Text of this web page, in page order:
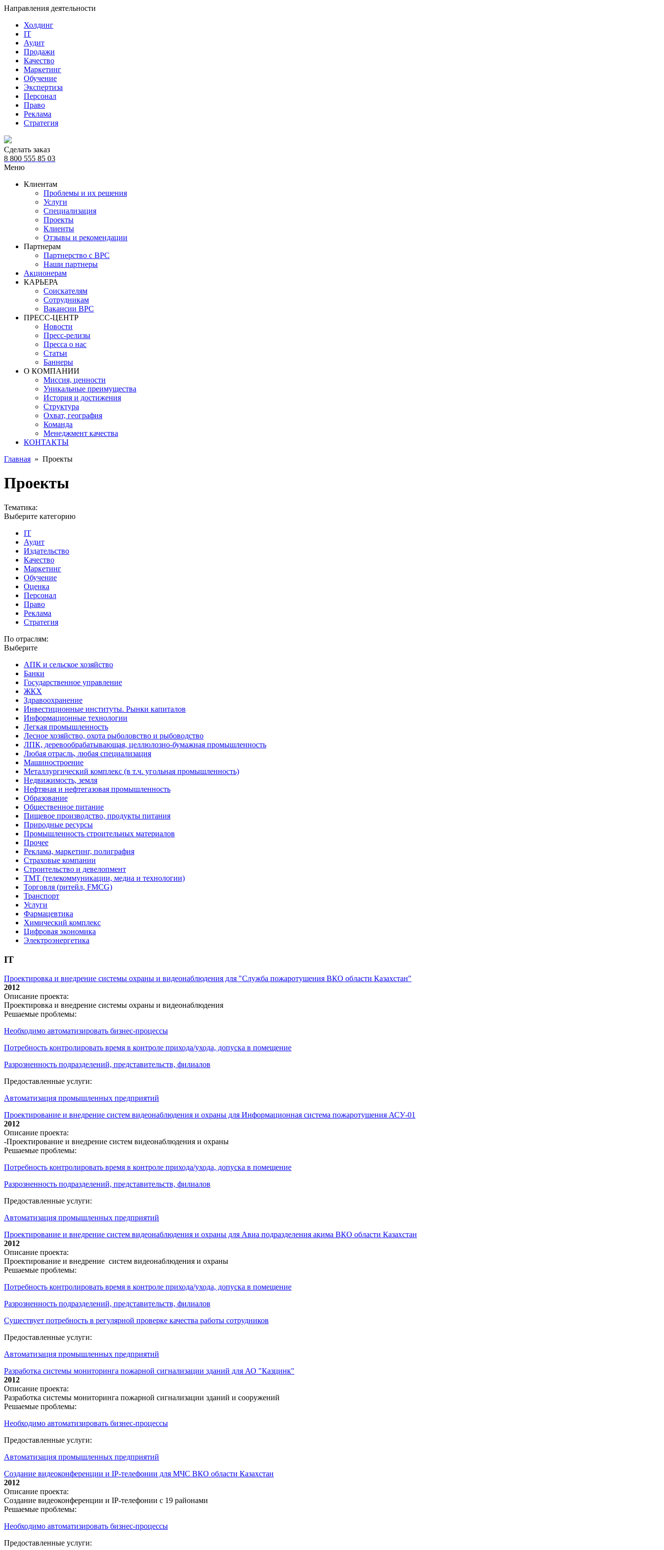
Направления деятельности
Холдинг
IT
Аудит
Продажи
Качество
Маркетинг
Обучение
Экспертиза
Персонал
Право
Реклама
Стратегия
Сделать заказ
8 800 555 85 03
Меню
Клиентам
Проблемы и их решения
Услуги
Специализация
Проекты
Клиенты
Отзывы и рекомендации
Партнерам
Партнерство с BPC
Наши партнеры
Акционерам
КАРЬЕРА
Соискателям
Сотрудникам
Вакансии BPC
ПРЕСС-ЦЕНТР
Новости
Пресс-релизы
Пресса о нас
Статьи
Баннеры
О КОМПАНИИ
Миссия, ценности
Уникальные преимущества
История и достижения
Структура
Охват, география
Команда
Менеджмент качества
КОНТАКТЫ
Главная » Проекты
Проекты
Тематика:
Выберите категорию
IT
Аудит
Издательство
Качество
Маркетинг
Обучение
Оценка
Персонал
Право
Реклама
Стратегия
По отраслям:
Выберите
АПК и сельское хозяйство
Банки
Государственное управление
ЖКХ
Здравоохранение
Инвестиционные институты. Рынки капиталов
Информационные технологии
Легкая промышленность
Лесное хозяйство, охота рыболовство и рыбоводство
ЛПК, деревообрабатывающая, целлюлозно-бумажная промышленность
Любая отрасль, любая специализация
Машиностроение
Металлургический комплекс (в т.ч. угольная промышленность)
Недвижимость, земля
Нефтяная и нефтегазовая промышленность
Образование
Общественное питание
Пищевое производство, продукты питания
Природные ресурсы
Промышленность строительных материалов
Прочее
Реклама, маркетинг, полиграфия
Страховые компании
Строительство и девелопмент
ТМТ (телекоммуникации, медиа и технологии)
Торговля (ритейл, FMCG)
Транспорт
Услуги
Фармацевтика
Химический комплекс
Цифровая экономика
Электроэнергетика
IT
Проектировка и внедрение системы охраны и видеонаблюдения для "Служба пожаротушения ВКО области Казахстан"
2012
Описание проекта:
Проектировка и внедрение системы охраны и видеонаблюдения
Решаемые проблемы:
Необходимо автоматизировать бизнес-процессы
Потребность контролировать время в контроле прихода/ухода, допуска в помещение
Разрозненность подразделений, представительств, филиалов
Предоставленные услуги:
Автоматизация промышленных предприятий
Проектирование и внедрение систем видеонаблюдения и охраны для Информационная система пожаротушения АСУ-01
2012
Описание проекта:
-Проектирование и внедрение систем видеонаблюдения и охраны
Решаемые проблемы:
Потребность контролировать время в контроле прихода/ухода, допуска в помещение
Разрозненность подразделений, представительств, филиалов
Предоставленные услуги:
Автоматизация промышленных предприятий
Проектирование и внедрение систем видеонаблюдения и охраны для Авиа подразделения акима ВКО области Казахстан
2012
Описание проекта:
Проектирование и внедрение систем видеонаблюдения и охраны
Решаемые проблемы:
Потребность контролировать время в контроле прихода/ухода, допуска в помещение
Разрозненность подразделений, представительств, филиалов
Существует потребность в регулярной проверке качества работы сотрудников
Предоставленные услуги:
Автоматизация промышленных предприятий
Разработка системы мониторинга пожарной сигнализации зданий для АО "Казцинк"
2012
Описание проекта:
Разработка системы мониторинга пожарной сигнализации зданий и сооружений
Решаемые проблемы:
Необходимо автоматизировать бизнес-процессы
Предоставленные услуги:
Автоматизация промышленных предприятий
Создание видеоконференции и IP-телефонии для МЧС ВКО области Казахстан
2012
Описание проекта:
Создание видеоконференции и IP-телефонии с 19 районами
Решаемые проблемы:
Необходимо автоматизировать бизнес-процессы
Предоставленные услуги: